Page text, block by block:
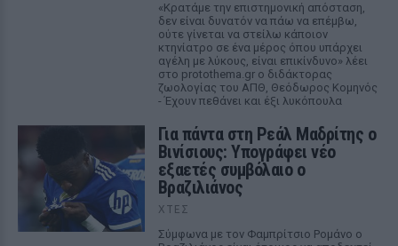
«Κρατάμε την επιστημονική απόσταση,
δεν είναι δυνατόν να πάω να επέμβω,
ούτε γίνεται να στείλω κάποιον
κτηνίατρο σε ένα μέρος όπου υπάρχει
αγέλη με λύκους, είναι επικίνδυνο» λέει
στο protothema.gr ο διδάκτορας
ζωολογίας του ΑΠΘ, Θεόδωρος Κομηνός
- Έχουν πεθάνει και έξι λυκόπουλα
Για πάντα στη Ρεάλ Μαδρίτης ο
Βινίσιους: Υπογράφει νέο
εξαετές συμβόλαιο ο
Βραζιλιάνος
ΧΤΕΣ
Σύμφωνα με τον Φαμπρίτσιο Ρομάνο ο